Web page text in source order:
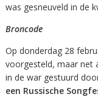
was gesneuveld in de
Broncode
Op donderdag 28
voorgesteld, maar net
in de war gestuurd
een Russische